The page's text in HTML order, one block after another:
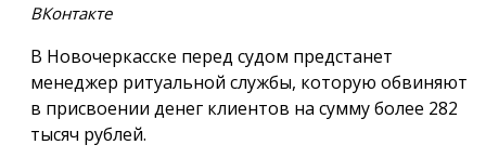
ВКонтакте
В Новочеркасске перед судом предстанет
менеджер ритуальной службы, которую обвиняют
в присвоении денег клиентов на сумму более 282
тысяч рублей.